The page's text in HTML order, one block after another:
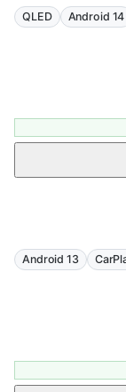
QLED Android 14
Android 13